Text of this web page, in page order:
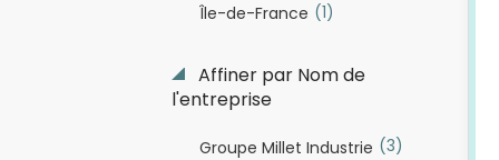
Île-de-France (1)
Affiner par Nom de
l'entreprise
Groupe Millet Industrie (3)